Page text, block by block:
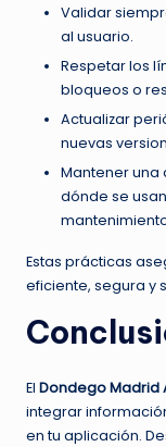
Validar
al usuario.
Respetar los
bloqueos o
Actualizar
nuevas
Mantener
dónde se
Estas prácticas
eficiente, segura y
El Dondego Madrid
integrar
en tu aplicación.